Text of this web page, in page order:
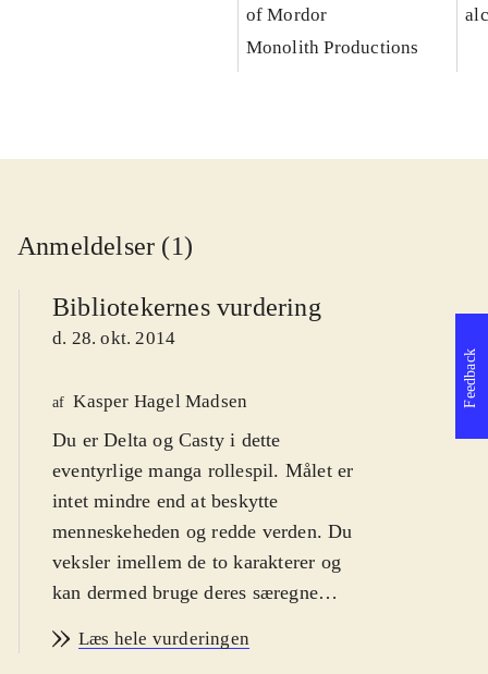
of Mordor
Monolith Productions
Anmeldelser (1)
Bibliotekernes vurdering
d. 28. okt. 2014
af Kasper Hagel Madsen
Du er Delta og Casty i dette
eventyrlige manga rollespil. Målet er
intet mindre end at beskytte
menneskeheden og redde verden. Du
veksler imellem de to karakterer og
kan dermed bruge deres særegne
af genren japansk rollespil. Fra 12 år
Læs hele vurderingen
Feedback